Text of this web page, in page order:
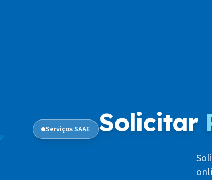
Serviços SAAE Solicitar